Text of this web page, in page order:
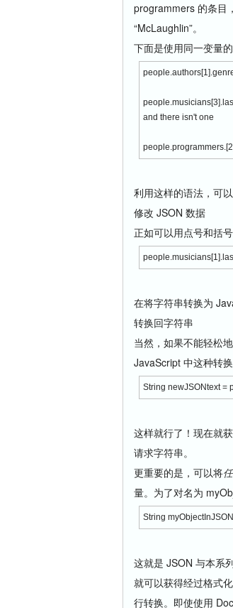
programmers 的条目
“McLaughlin”。
下面是使用同一变量的
and there isn't one
利用这样的语法，可
修改 JSON 数据
正如可以用点号和括
在将字符串转换为
转换回字符串
当然，如果不能轻松
JavaScript 中这种转
String newJSONtext =
这样就行了！现在就
请求字符串。
更重要的是，可以将
量。为了对名为
String
这就是 JSON 与本系
就可以获得经过格式
行转换。即使使用